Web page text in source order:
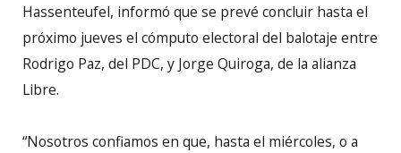
Hassenteufel, informó que se prevé concluir hasta el
próximo jueves el cómputo electoral del balotaje entre
Rodrigo Paz, del PDC, y Jorge Quiroga, de la alianza
Libre.
“Nosotros confiamos en que, hasta el miércoles, o a